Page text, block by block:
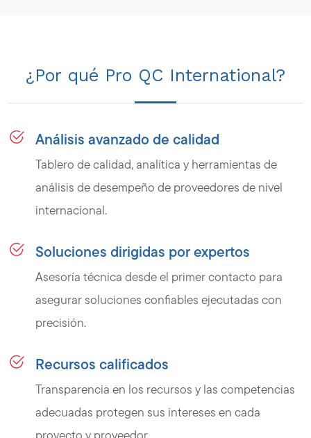
¿Por qué Pro QC International?
Análisis avanzado de calidad
Tablero de calidad, analítica y herramientas de
análisis de desempeño de proveedores de nivel
internacional.
Soluciones dirigidas por expertos
Asesoría técnica desde el primer contacto para
asegurar soluciones confiables ejecutadas con
precisión.
Recursos calificados
Transparencia en los recursos y las competencias
adecuadas protegen sus intereses en cada